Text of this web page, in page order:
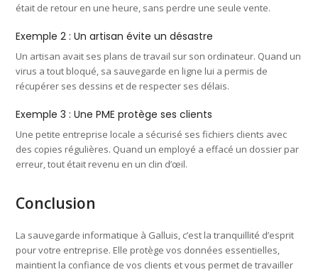
était de retour en une heure, sans perdre une seule vente.
Exemple 2 : Un artisan évite un désastre
Un artisan avait ses plans de travail sur son ordinateur. Quand un
virus a tout bloqué, sa sauvegarde en ligne lui a permis de
récupérer ses dessins et de respecter ses délais.
Exemple 3 : Une PME protège ses clients
Une petite entreprise locale a sécurisé ses fichiers clients avec
des copies régulières. Quand un employé a effacé un dossier par
erreur, tout était revenu en un clin d’œil.
Conclusion
La sauvegarde informatique à Galluis, c’est la tranquillité d’esprit
pour votre entreprise. Elle protège vos données essentielles,
maintient la confiance de vos clients et vous permet de travailler